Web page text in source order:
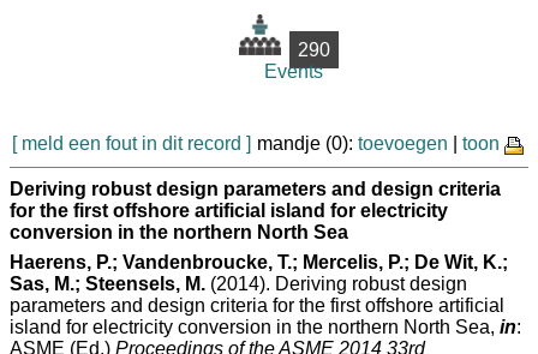
290
Events
[ meld een fout in dit record ] mandje (0): toevoegen toon
Deriving robust design parameters and design criteria
for the first offshore artificial island for electricity
conversion in the northern North Sea
Haerens, P.; Vandenbroucke, T.; Mercelis, P.; De Wit, K.;
Sas, M.; Steensels, M. (2014). Deriving robust design
parameters and design criteria for the first offshore artificial
island for electricity conversion in the northern North Sea, in:
ASME (Ed.) Proceedings of the ASME 2014 33rd